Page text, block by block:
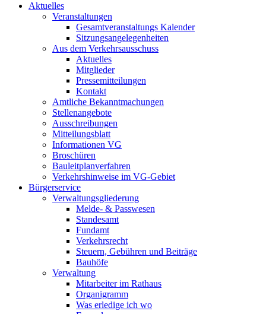
Aktuelles
Veranstaltungen
Gesamtveranstaltungs Kalender
Sitzungsangelegenheiten
Aus dem Verkehrsausschuss
Aktuelles
Mitglieder
Pressemitteilungen
Kontakt
Amtliche Bekanntmachungen
Stellenangebote
Ausschreibungen
Mitteilungsblatt
Informationen VG
Broschüren
Bauleitplanverfahren
Verkehrshinweise im VG-Gebiet
Bürgerservice
Verwaltungsgliederung
Melde- & Passwesen
Standesamt
Fundamt
Verkehrsrecht
Steuern, Gebühren und Beiträge
Bauhöfe
Verwaltung
Mitarbeiter im Rathaus
Organigramm
Was erledige ich wo